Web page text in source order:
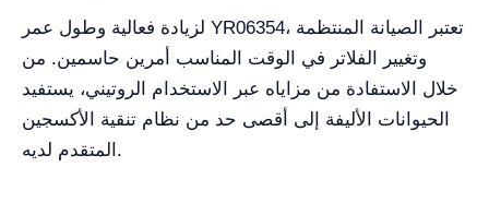
لزيادة فعالية وطول عمر YR06354، تعتبر الصيانة المنتظمة
وتغيير الفلاتر في الوقت المناسب أمرين حاسمين. من
خلال الاستفادة من مزاياه عبر الاستخدام الروتيني، يستفيد
الحيوانات الأليفة إلى أقصى حد من نظام تنقية الأكسجين
المتقدم لديه.